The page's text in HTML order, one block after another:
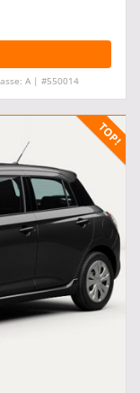
A | #550014